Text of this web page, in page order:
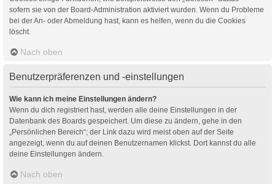
sofern sie von der Board-Administration aktiviert wurden. Wenn du Probleme
bei der An- oder Abmeldung hast, kann es helfen, wenn du die Cookies
löscht.
Nach oben
Benutzerpräferenzen und -einstellungen
Wie kann ich meine Einstellungen ändern?
Wenn du dich registriert hast, werden alle deine Einstellungen in der
Datenbank des Boards gespeichert. Um diese zu ändern, gehe in den
„Persönlichen Bereich“; der Link dazu wird meist oben auf der Seite
angezeigt, wenn du auf deinen Benutzernamen klickst. Dort kannst du alle
deine Einstellungen ändern.
Nach oben